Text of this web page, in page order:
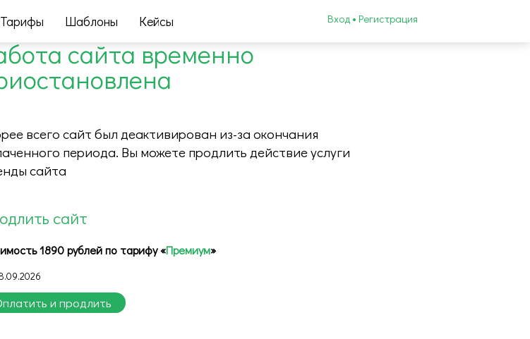
Тарифы Шаблоны Кейсы Вход • Регистрация
сайта временно
всего сайт был деактивирован из-за окончания
периода. Вы можете продлить действие услуги
сайта
сайт
1890 рублей по тарифу «Премиум»